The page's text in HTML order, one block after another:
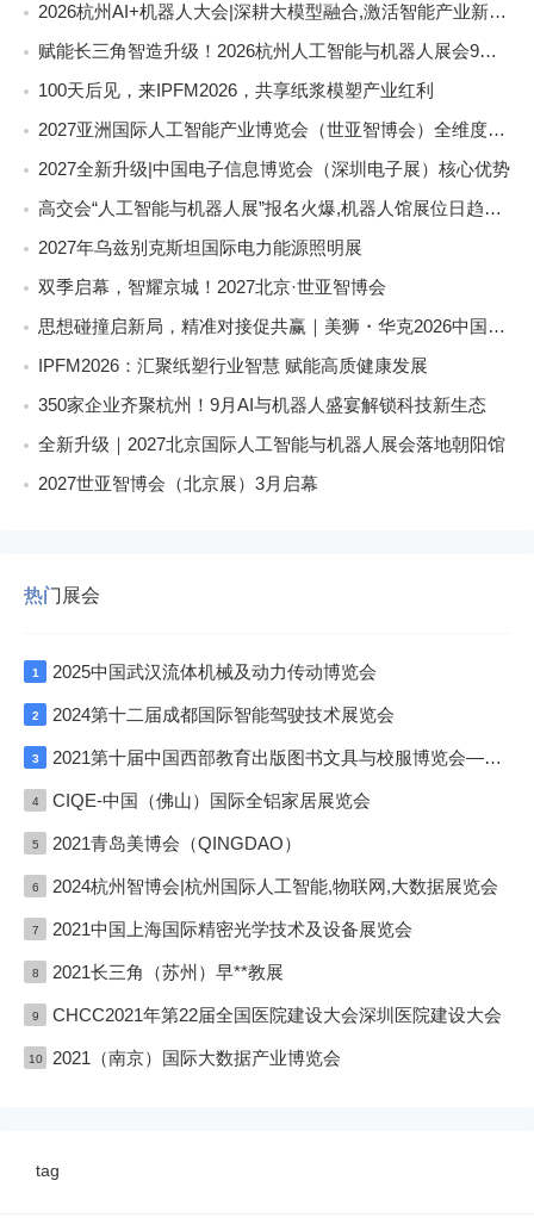
2026杭州AI+机器人大会|深耕大模型融合,激活智能产业新动能
赋能长三角智造升级！2026杭州人工智能与机器人展会9月启幕
100天后见，来IPFM2026，共享纸浆模塑产业红利
2027亚洲国际人工智能产业博览会（世亚智博会）全维度介绍
2027全新升级|中国电子信息博览会（深圳电子展）核心优势
高交会“人工智能与机器人展”报名火爆,机器人馆展位日趋稀缺
2027年乌兹别克斯坦国际电力能源照明展
双季启幕，智耀京城！2027北京·世亚智博会
思想碰撞启新局，精准对接促共赢｜美狮・华克2026中国餐饮包装创新发展大会圆满收官
IPFM2026：汇聚纸塑行业智慧 赋能高质健康发展
350家企业齐聚杭州！9月AI与机器人盛宴解锁科技新生态
全新升级｜2027北京国际人工智能与机器人展会落地朝阳馆
2027世亚智博会（北京展）3月启幕
热门展会
1 2025中国武汉流体机械及动力传动博览会
2 2024第十二届成都国际智能驾驶技术展览会
3 2021第十届中国西部教育出版图书文具与校服博览会—成渝双城展
4 CIQE-中国（佛山）国际全铝家居展览会
5 2021青岛美博会（QINGDAO）
6 2024杭州智博会|杭州国际人工智能,物联网,大数据展览会
7 2021中国上海国际精密光学技术及设备展览会
8 2021长三角（苏州）早**教展
9 CHCC2021年第22届全国医院建设大会深圳医院建设大会
10 2021（南京）国际大数据产业博览会
tag